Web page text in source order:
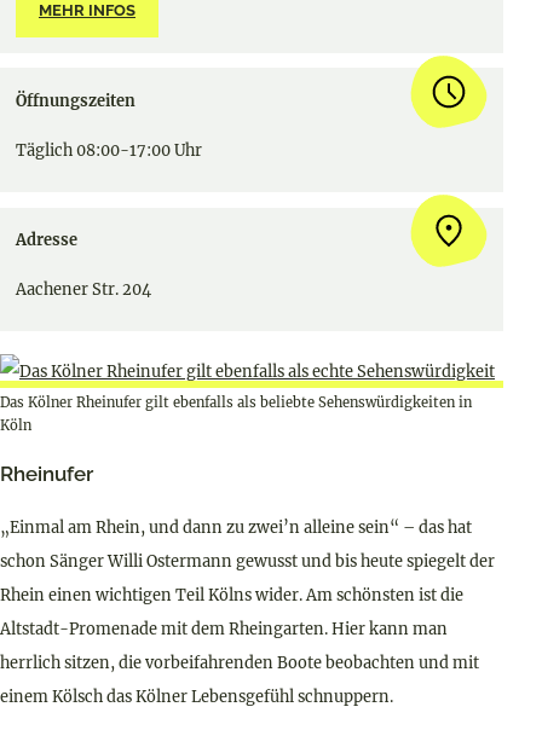
MEHR INFOS
Öffnungszeiten
Täglich 08:00-17:00 Uhr
Adresse
Aachener Str. 204
Das Kölner Rheinufer gilt ebenfalls als beliebte Sehenswürdigkeiten in
Köln
Rheinufer
„Einmal am Rhein, und dann zu zwei’n alleine sein“ – das hat
schon Sänger Willi Ostermann gewusst und bis heute spiegelt der
Rhein einen wichtigen Teil Kölns wider. Am schönsten ist die
Altstadt-Promenade mit dem Rheingarten. Hier kann man
herrlich sitzen, die vorbeifahrenden Boote beobachten und mit
einem Kölsch das Kölner Lebensgefühl schnuppern.